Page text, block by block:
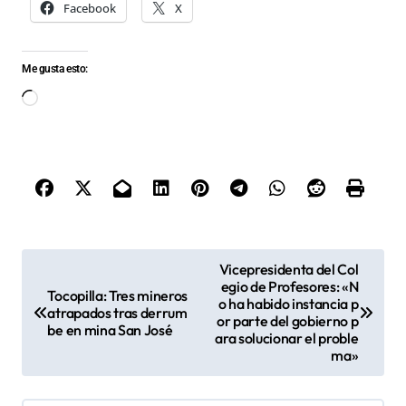
Facebook X
Me gusta esto:
Cargando...
g
Tocopilla: Tres mineros
atrapados tras derrum
be en mina San José
Vicepresidenta del Col
egio de Profesores: «N
o ha habido instancia p
or parte del gobierno p
ara solucionar el proble
ma»